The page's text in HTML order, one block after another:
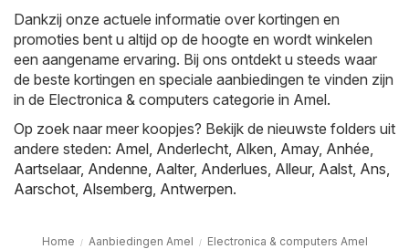
Dankzij onze actuele informatie over kortingen en
promoties bent u altijd op de hoogte en wordt winkelen
een aangename ervaring. Bij ons ontdekt u steeds waar
de beste kortingen en speciale aanbiedingen te vinden zijn
in de Electronica & computers categorie in Amel.
Op zoek naar meer koopjes? Bekijk de nieuwste folders uit
andere steden: Amel Anderlecht Alken Amay, Anhée
Aartselaar, Andenne Aalter, Anderlues Alleur, Aalst Ans
Aarschot Alsemberg Antwerpen.
Home Aanbiedingen Amel Electronica & computers Amel